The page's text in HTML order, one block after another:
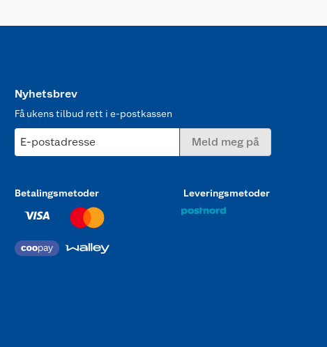
Nyhetsbrev
Få ukens tilbud rett i e-postkassen
E-postadresse Meld meg på
Betalingsmetoder Leveringsmetoder